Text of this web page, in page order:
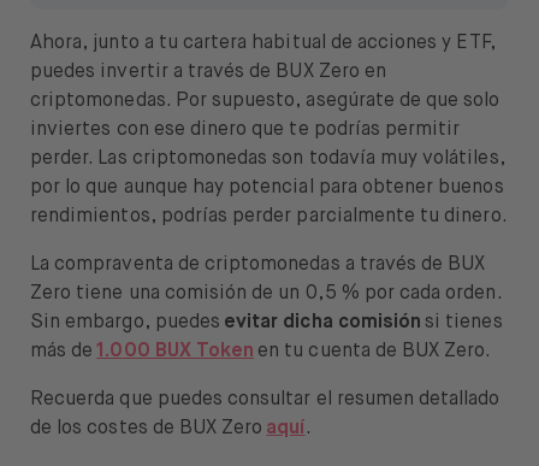
Ahora, junto a tu cartera habitual de acciones y ETF,
puedes invertir a través de BUX Zero en
criptomonedas. Por supuesto, asegúrate de que solo
inviertes con ese dinero que te podrías permitir
perder. Las criptomonedas son todavía muy volátiles,
por lo que aunque hay potencial para obtener buenos
rendimientos, podrías perder parcialmente tu dinero.
La compraventa de criptomonedas a través de BUX
Zero tiene una comisión de un 0,5 % por cada orden.
Sin embargo, puedes evitar dicha comisión si tienes
más de1.000 BUX Token en tu cuenta de BUX Zero.
Recuerda que puedes consultar el resumen detallado
de los costes de BUX Zero aquí .